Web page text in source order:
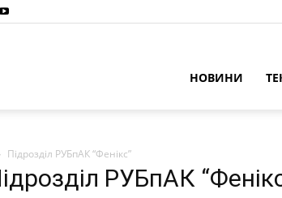
НОВИНИ
Підрозділ РУБпАК “Фенікс”
РУБпАК